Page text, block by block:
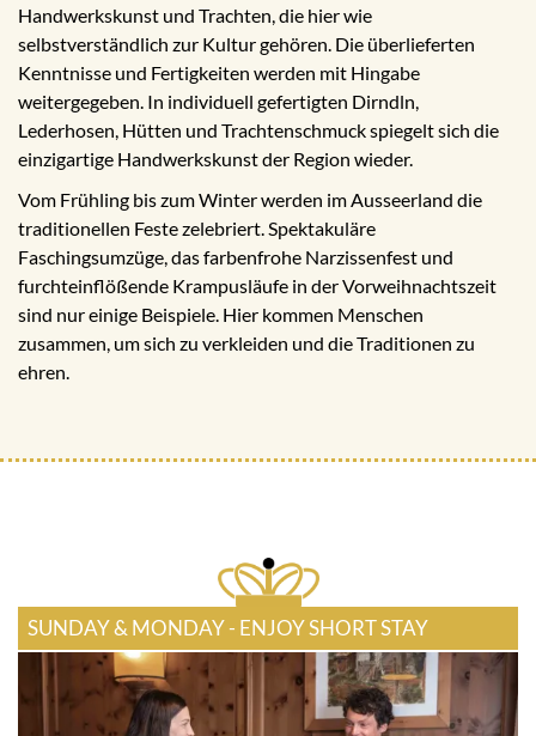
Handwerkskunst und Trachten, die hier wie
selbstverständlich zur Kultur gehören. Die überlieferten
Kenntnisse und Fertigkeiten werden mit Hingabe
weitergegeben. In individuell gefertigten Dirndln,
Lederhosen, Hütten und Trachtenschmuck spiegelt sich die
einzigartige Handwerkskunst der Region wieder.
Vom Frühling bis zum Winter werden im Ausseerland die
traditionellen Feste zelebriert. Spektakuläre
Faschingsumzüge, das farbenfrohe Narzissenfest und
furchteinflößende Krampusläufe in der Vorweihnachtszeit
sind nur einige Beispiele. Hier kommen Menschen
zusammen, um sich zu verkleiden und die Traditionen zu
ehren.
SUNDAY & MONDAY - ENJOY SHORT STAY